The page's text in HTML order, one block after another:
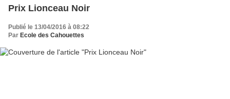
Prix Lionceau Noir
Publié le 13/04/2016 à 08:22
Par Ecole des Cahouettes